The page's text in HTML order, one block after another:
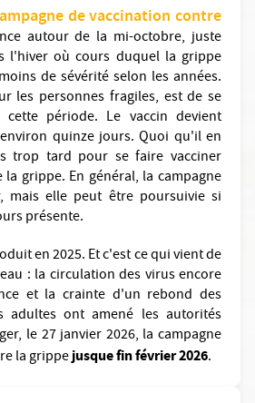
de vaccination contre
autour de la mi-octobre, juste
l'hiver où cours duquel la grippe
de sévérité selon les années.
les personnes fragiles, est de se
période. Le vaccin devient
quinze jours. Quoi qu'il en
trop tard pour se faire vacciner
grippe. En général, la campagne
mais elle peut être poursuivie si
présente.
en 2025. Et c'est ce qui vient de
: la circulation des virus encore
et la crainte d'un rebond des
adultes ont amené les autorités
le 27 janvier 2026, la campagne
la grippejusque fin février 2026.